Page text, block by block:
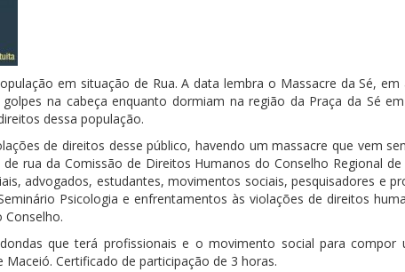
em situação de Rua. A data lembra o Massacre da Sé,
na cabeça enquanto dormiam na região da Praça da Sé
dessa população.
de direitos desse público, havendo um massacre que vem
rua da Comissão de Direitos Humanos do Conselho Regional
advogados, estudantes, movimentos sociais, pesquisadores e
Psicologia e enfrentamentos às violações de direitos
que terá profissionais e o movimento social para compor
Certificado de participação de 3 horas.